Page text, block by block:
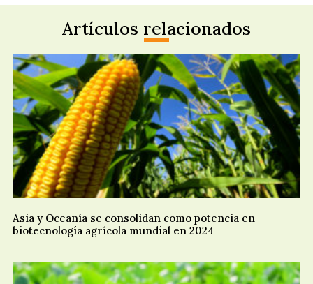
Artículos relacionados
Asia y Oceanía se consolidan como potencia en
biotecnología agrícola mundial en 2024